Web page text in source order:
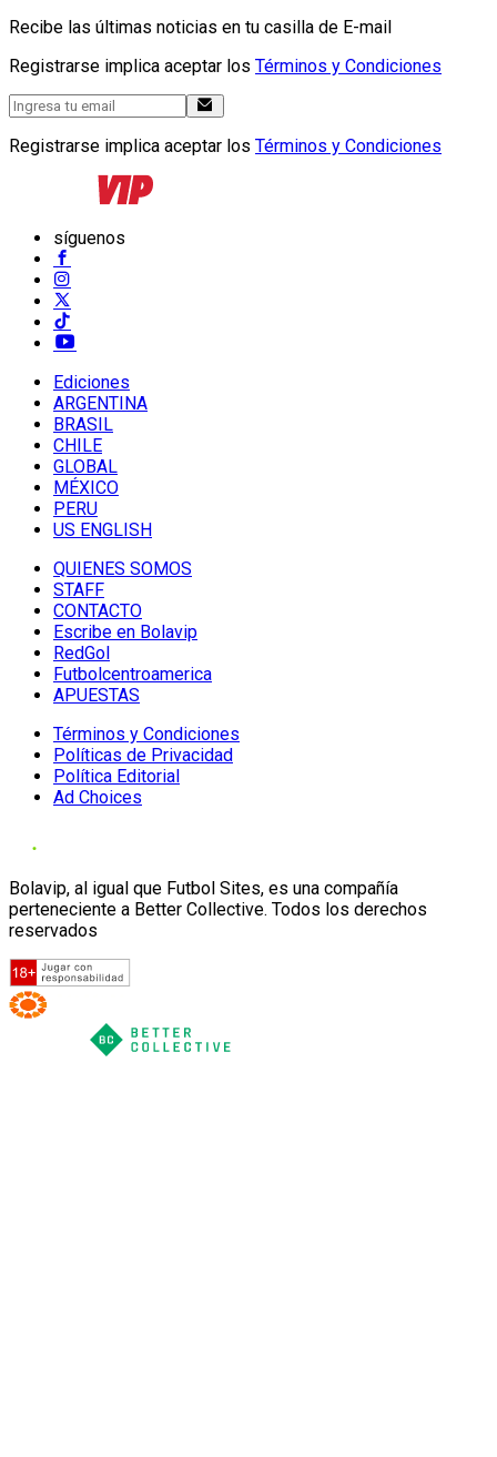
Recibe las últimas noticias en tu casilla de E-mail
Registrarse implica aceptar los Términos y Condiciones
Registrarse implica aceptar los Términos y Condiciones
síguenos
Ediciones
ARGENTINA
BRASIL
CHILE
GLOBAL
MÉXICO
PERU
US ENGLISH
QUIENES SOMOS
STAFF
CONTACTO
Escribe en Bolavip
RedGol
Futbolcentroamerica
APUESTAS
Términos y Condiciones
Políticas de Privacidad
Política Editorial
Ad Choices
Bolavip, al igual que Futbol Sites, es una compañía
perteneciente a Better Collective. Todos los derechos
reservados